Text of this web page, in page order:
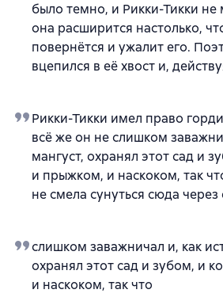
было темно, и Рикки-Тикки не
она расширится настолько,
повернётся и ужалит его.
вцепился в её хвост и,
Рикки-Тикки имел право
всё же он не слишком
мангуст, охранял этот сад и
и прыжком, и наскоком, так
не смела сунуться сюда через
слишком заважничал и, как
охранял этот сад и зубом, и
и наскоком, так что